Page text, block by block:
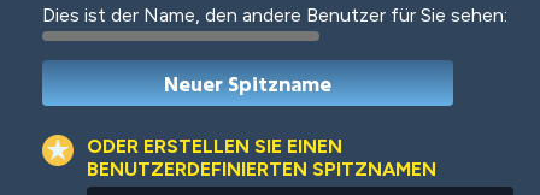
Woof Jungle Cats
Dies ist der Name, den andere Benutzer für Sie sehen:
ODER ERSTELLEN SIE EINEN
BENUTZERDEFINIERTEN SPITZNAMEN